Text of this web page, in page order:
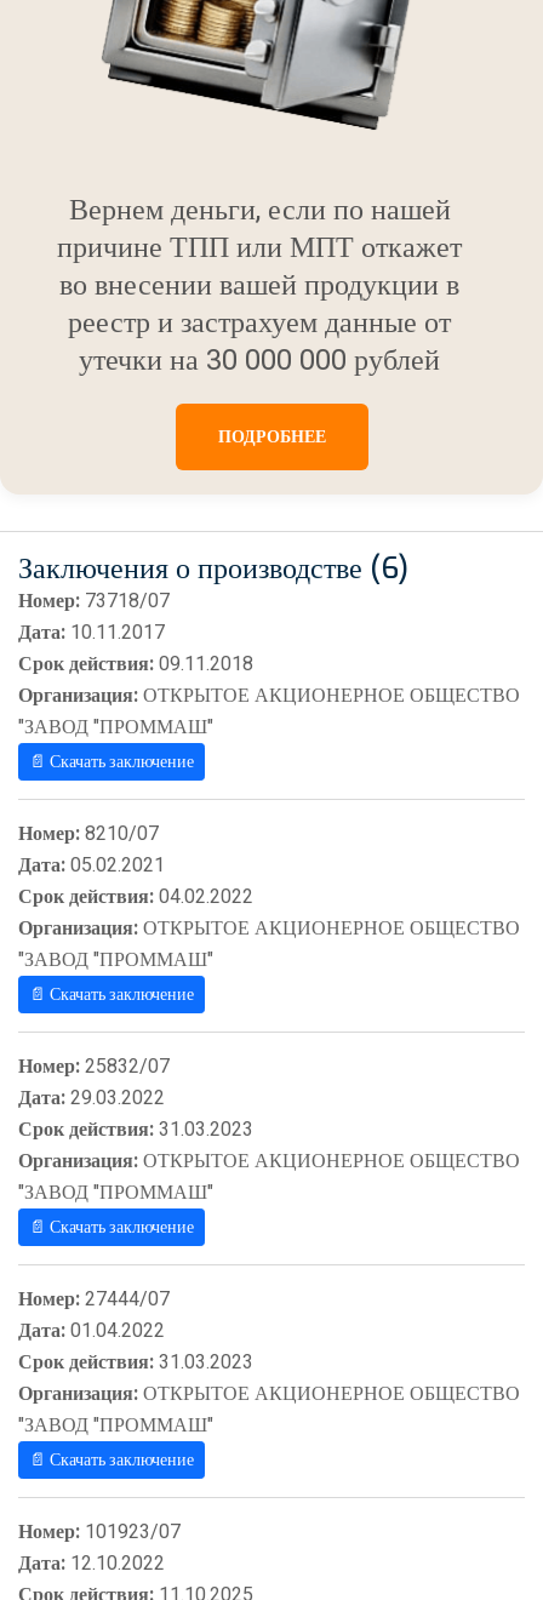
Вернем деньги, если по нашей
причине ТПП или МПТ откажет
во внесении вашей продукции в
реестр и застрахуем данные от
утечки на 30 000 000 рублей
ПОДРОБНЕЕ
Заключения о производстве (6)
Номер: 73718/07
Дата: 10.11.2017
Срок действия:09.11.2018
Организация:ОТКРЫТОЕ АКЦИОНЕРНОЕ ОБЩЕСТВО
"ЗАВОД "ПРОММАШ"
📄 Скачать заключение
Номер:8210/07
Дата:05.02.2021
Срок действия:04.02.2022
Организация:ОТКРЫТОЕ АКЦИОНЕРНОЕ ОБЩЕСТВО
"ЗАВОД "ПРОММАШ"
📄 Скачать заключение
Номер:25832/07
Дата:29.03.2022
Срок действия:31.03.2023
Организация:ОТКРЫТОЕ АКЦИОНЕРНОЕ ОБЩЕСТВО
"ЗАВОД "ПРОММАШ"
📄 Скачать заключение
Номер:27444/07
Дата:01.04.2022
Срок действия:31.03.2023
Организация:ОТКРЫТОЕ АКЦИОНЕРНОЕ ОБЩЕСТВО
"ЗАВОД "ПРОММАШ"
📄 Скачать заключение
Номер: 101923/07
Дата: 12.10.2022